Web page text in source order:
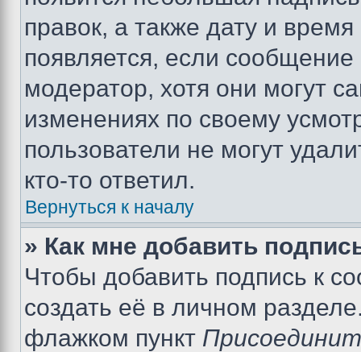
правок, а также дату и
появляется, если
модератор, хотя они могут
изменениях по своему
пользователи не могут
кто-то ответил.
Вернуться к началу
» Как мне добавить
Чтобы добавить подпись к
создать её в личном
флажком пункт